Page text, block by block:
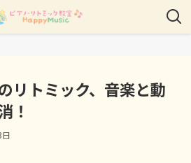
リトミック、音楽と動
！